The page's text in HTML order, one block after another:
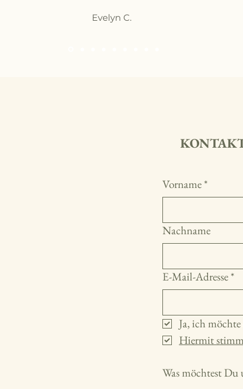
Evelyn C.
Vorname *
Nachname
E-Mail-Adresse *
Ja, ich
Hiermit
Was möchtest Du